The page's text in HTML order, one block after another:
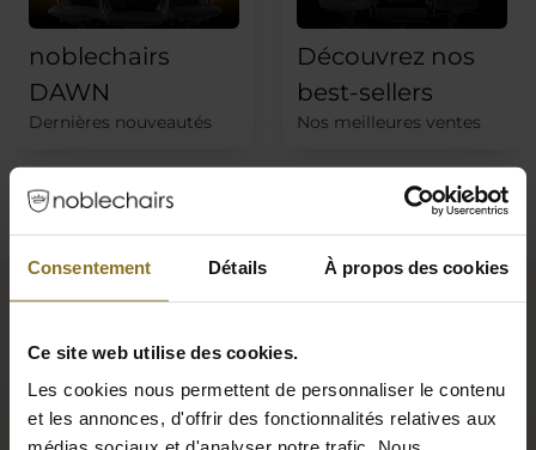
Consentement Détails À propos des cookies
Ce site web utilise des cookies.
Les cookies nous permettent de personnaliser le contenu
et les annonces, d'offrir des fonctionnalités relatives aux
noblechairs
DAWN
Dernières nouveautés
Découvrez nos
best-sellers
Nos meilleures ventes
CHAISE DE
JOUEUR